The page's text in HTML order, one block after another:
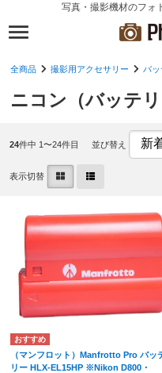
写真・撮影機材のフォ
全商品 撮影用アクセサリー バッ
ニコン（バッテリ
24件中 1〜24件目 並び替え
表示切替
（マンフロット）Manfrotto Pro バッ
リー HLX-EL15HP ※Nikon D800・